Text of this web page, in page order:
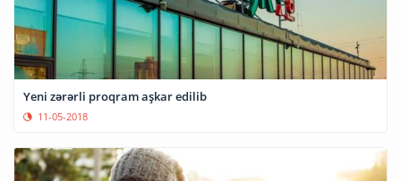
Yeni zərərli proqram aşkar edilib
11-05-2018